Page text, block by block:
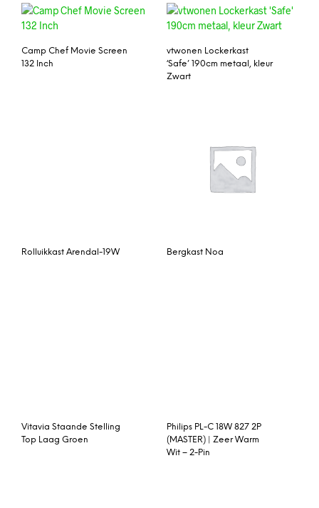
Camp Chef Movie Screen
132 Inch
vtwonen Lockerkast
‘Safe’ 190cm metaal, kleur
Zwart
Bergkast Noa
Philips PL-C 18W 827 2P
(MASTER) | Zeer Warm
Wit – 2-Pin